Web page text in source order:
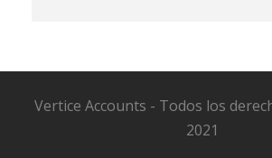
Vertice Accounts - Todos los
2021